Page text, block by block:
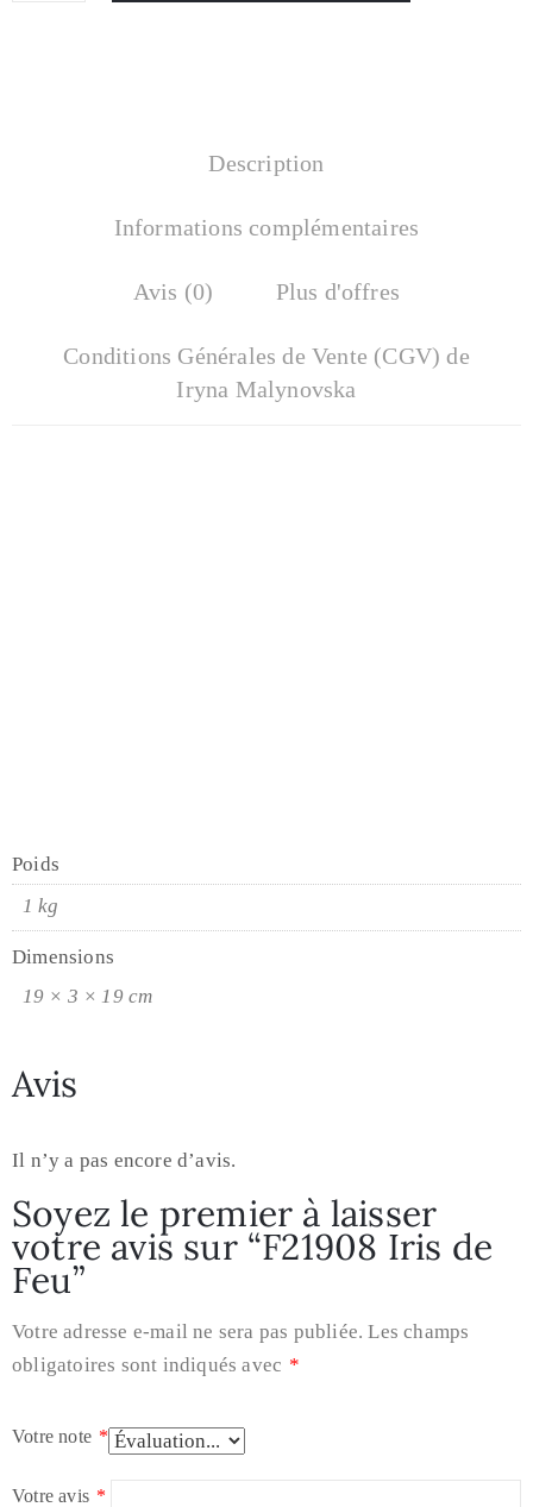
Description
Informations complémentaires
Avis (0) Plus d'offres
Conditions Générales de Vente (CGV) de
Iryna Malynovska
Poids
1 kg
Dimensions
19 × 3 × 19 cm
Avis
Il n’y a pas encore d’avis.
Soyez le premier à laisser
votre avis sur “F21908 Iris de
Feu”
Votre adresse e-mail ne sera pas publiée. Les champs
obligatoires sont indiqués avec *
Votre note *
Votre avis *